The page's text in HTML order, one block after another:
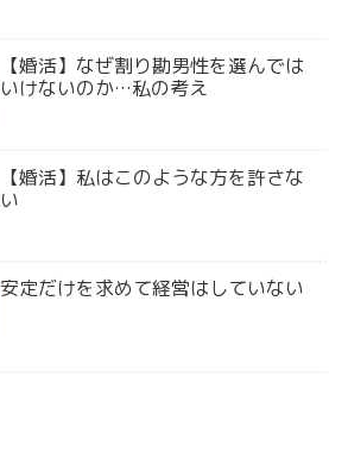
【婚活】なぜ割り勘男性を選んでは
いけないのか…私の考え
【婚活】私はこのような方を許さな
い
安定だけを求めて経営はしていない